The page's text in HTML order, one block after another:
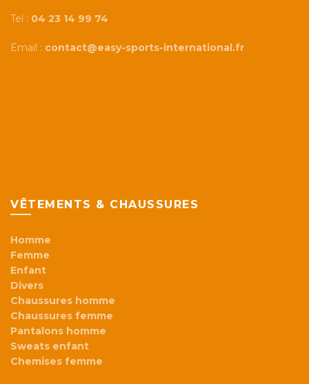
Tel : 04 23 14 99 74
Email : contact@easy-sports-international.fr
VÊTEMENTS & CHAUSSURES
Homme
Femme
Enfant
Divers
Chaussures homme
Chaussures femme
Pantalons homme
Sweats enfant
Chemises femme